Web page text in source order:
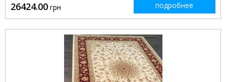
26424.00 грн подробнее